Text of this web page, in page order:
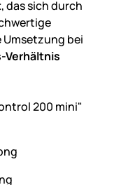
, das sich durch
bei
Verhältnis
200 mini"